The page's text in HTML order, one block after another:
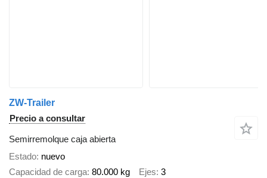
ZW-Trailer
Precio a consultar
Semirremolque caja abierta
Estado nuevo
Capacidad de carga 80.000 kg Ejes 3